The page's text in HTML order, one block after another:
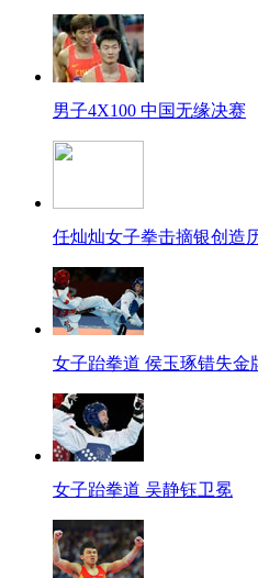
男子4X100 中国无缘决赛
任灿灿女子拳击摘银创造
女子跆拳道 侯玉琢错失金
女子跆拳道 吴静钰卫冕